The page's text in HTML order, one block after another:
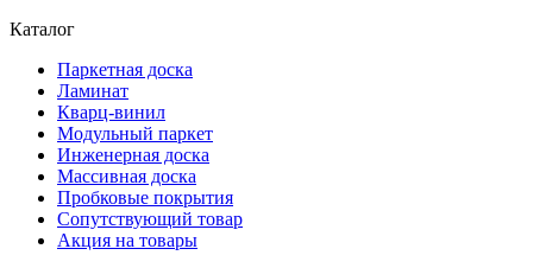
Каталог
Паркетная доска
Ламинат
Кварц-винил
Модульный паркет
Инженерная доска
Массивная доска
Пробковые покрытия
Сопутствующий товар
Акция на товары